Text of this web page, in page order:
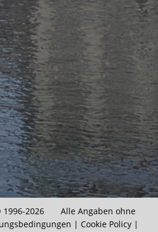
1996-2026 Alle Angaben ohne
| Cookie Policy|